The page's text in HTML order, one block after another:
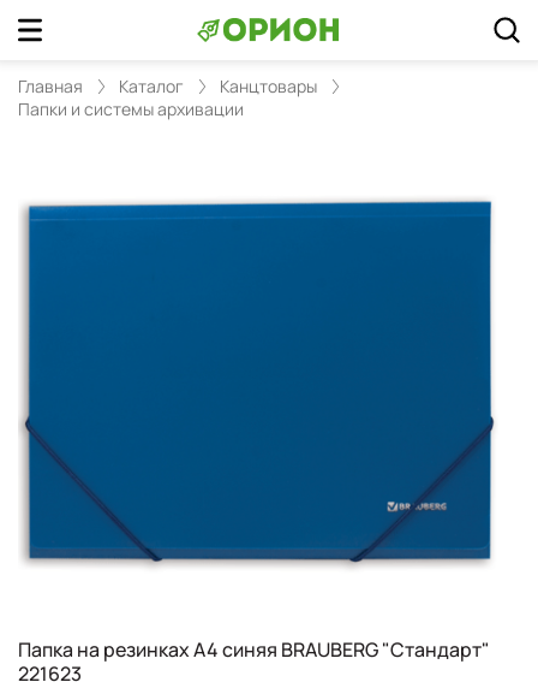
Главная Каталог
Канцтовары
Папки и системы архивации
Папка на резинках А4 синяя BRAUBERG "Стандарт"
221623